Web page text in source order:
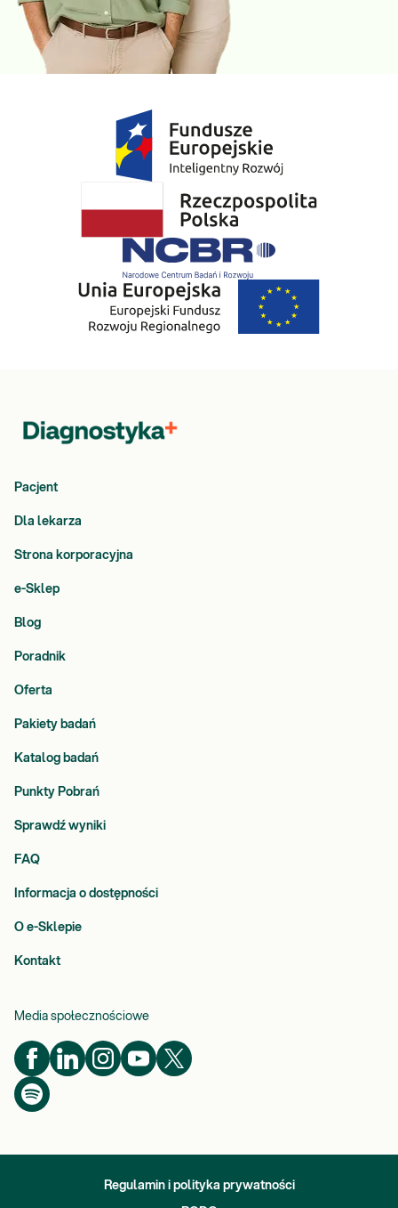
Pacjent
Dla lekarza
Strona korporacyjna
e-Sklep
Blog
Poradnik
Oferta
Pakiety badań
Katalog badań
Punkty Pobrań
Sprawdź wyniki
FAQ
Informacja o dostępności
O e-Sklepie
Kontakt
Media społecznościowe
Regulamin i polityka prywatności